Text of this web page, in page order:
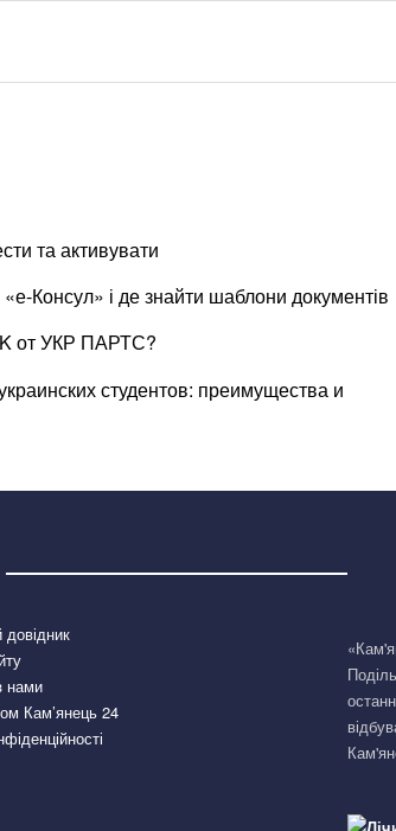
та активувати
і де знайти шаблони документів
от УКР ПАРТС?
студентов: преимущества и
нами
Кам’янець 24